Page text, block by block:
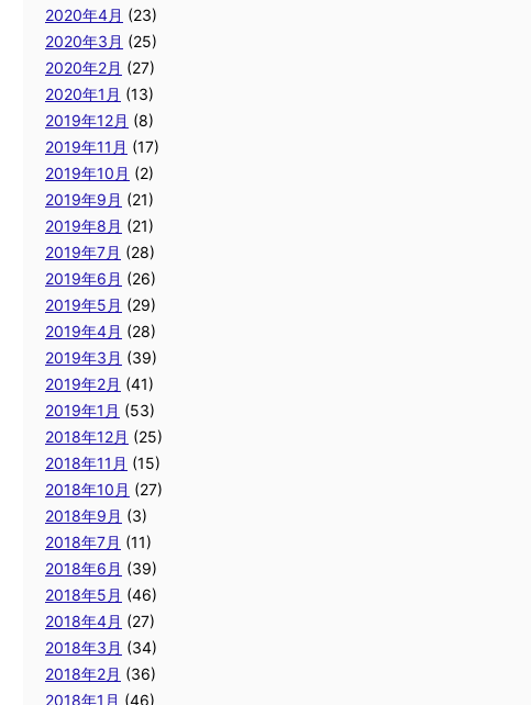
2020年4月 (23)
2020年3月 (25)
2020年2月 (27)
2020年1月 (13)
2019年12月 (8)
2019年11月 (17)
2019年10月 (2)
2019年9月 (21)
2019年8月 (21)
2019年7月 (28)
2019年6月 (26)
2019年5月 (29)
2019年4月 (28)
2019年3月 (39)
2019年2月 (41)
2019年1月 (53)
2018年12月 (25)
2018年11月 (15)
2018年10月 (27)
2018年9月 (3)
2018年7月 (11)
2018年6月 (39)
2018年5月 (46)
2018年4月 (27)
2018年3月 (34)
2018年2月 (36)
2018年1月 (46)